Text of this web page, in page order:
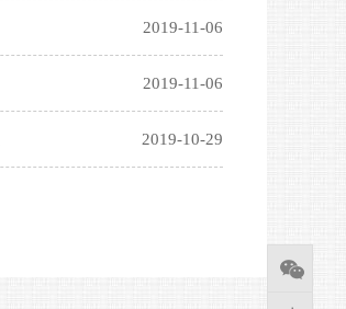
2019-11-06
2019-11-06
2019-10-29